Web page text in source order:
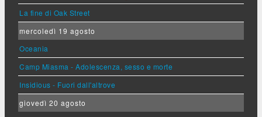
La fine di Oak Street
mercoledì 19 agosto
Oceania
Camp Miasma - Adolescenza, sesso e morte
Insidious - Fuori dall'altrove
giovedì 20 agosto